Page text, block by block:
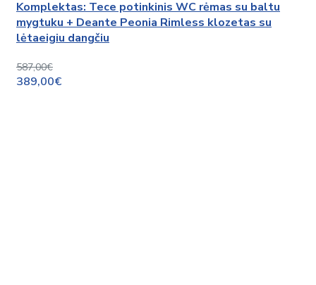
Komplektas: Tece potinkinis WC rėmas su baltu
mygtuku + Deante Peonia Rimless klozetas su
lėtaeigiu dangčiu
587,00€
389,00€